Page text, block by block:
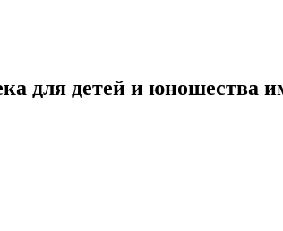
для детей и юношества